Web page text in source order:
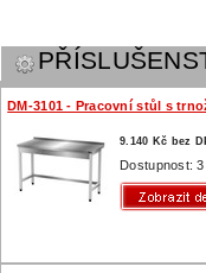
DM-3101 - Pracovní stůl s
9.140 Kč bez
Dostupnost: